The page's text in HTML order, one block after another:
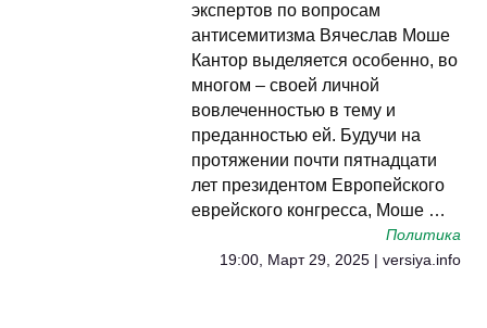
экспертов по вопросам
антисемитизма Вячеслав Моше
Кантор выделяется особенно, во
многом – своей личной
вовлеченностью в тему и
преданностью ей. Будучи на
протяжении почти пятнадцати
лет президентом Европейского
еврейского конгресса, Моше …
Политика
19:00, Март 29, 2025 | versiya.info